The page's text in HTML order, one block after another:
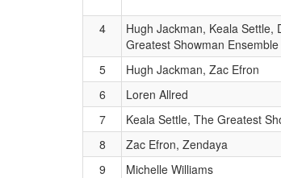
4
Hugh Jackman, Keala Settle,
Greatest Showman Ensemble
5 Hugh Jackman, Zac Efron
6
Loren Allred
7
Keala Settle, The Greatest
8
Zac Efron, Zendaya
9
Michelle Williams